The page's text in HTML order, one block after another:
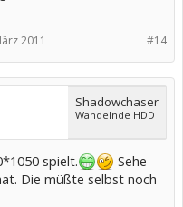
#14
2011
Shadowchaser
Wandelnde HDD
spielt.
Sehe
Die müßte selbst noch